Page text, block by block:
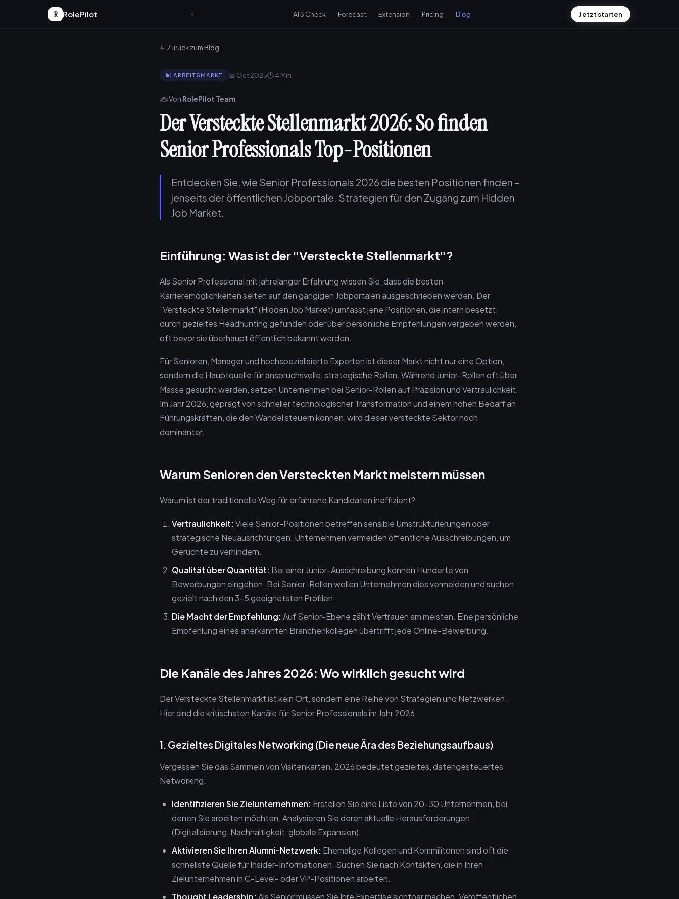
R RolePilot ATS Check Forecast Extension Pricing Blog Jetzt starten
← Zurück zum Blog
📊 ARBEITSMARKT 📅 Oct 2025🕐 4 Min.
✍️ Von RolePilot Team
Der Versteckte Stellenmarkt 2026: So finden
Senior Professionals Top-Positionen
Entdecken Sie, wie Senior Professionals 2026 die besten Positionen finden –
jenseits der öffentlichen Jobportale. Strategien für den Zugang zum Hidden
Job Market.
Einführung: Was ist der "Versteckte Stellenmarkt"?
Als Senior Professional mit jahrelanger Erfahrung wissen Sie, dass die besten
Karrieremöglichkeiten selten auf den gängigen Jobportalen ausgeschrieben werden. Der
"Versteckte Stellenmarkt" (Hidden Job Market) umfasst jene Positionen, die intern besetzt,
durch gezieltes Headhunting gefunden oder über persönliche Empfehlungen vergeben werden,
oft bevor sie überhaupt öffentlich bekannt werden.
Für Senioren, Manager und hochspezialisierte Experten ist dieser Markt nicht nur eine Option,
sondern die Hauptquelle für anspruchsvolle, strategische Rollen. Während Junior-Rollen oft über
Masse gesucht werden, setzen Unternehmen bei Senior-Rollen auf Präzision und Vertraulichkeit.
Im Jahr 2026, geprägt von schneller technologischer Transformation und einem hohen Bedarf an
Führungskräften, die den Wandel steuern können, wird dieser versteckte Sektor noch
dominanter.
Warum Senioren den Versteckten Markt meistern müssen
Warum ist der traditionelle Weg für erfahrene Kandidaten ineffizient?
Vertraulichkeit: Viele Senior-Positionen betreffen sensible Umstrukturierungen oder
strategische Neuausrichtungen. Unternehmen vermeiden öffentliche Ausschreibungen, um
Gerüchte zu verhindern.
Qualität über Quantität: Bei einer Junior-Ausschreibung können Hunderte von
Bewerbungen eingehen. Bei Senior-Rollen wollen Unternehmen dies vermeiden und suchen
gezielt nach den 3-5 geeignetsten Profilen.
Die Macht der Empfehlung: Auf Senior-Ebene zählt Vertrauen am meisten. Eine persönliche
Empfehlung eines anerkannten Branchenkollegen übertrifft jede Online-Bewerbung.
Die Kanäle des Jahres 2026: Wo wirklich gesucht wird
Der Versteckte Stellenmarkt ist kein Ort, sondern eine Reihe von Strategien und Netzwerken.
Hier sind die kritischsten Kanäle für Senior Professionals im Jahr 2026:
1. Gezieltes Digitales Networking (Die neue Ära des Beziehungsaufbaus)
Vergessen Sie das Sammeln von Visitenkarten. 2026 bedeutet gezieltes, datengesteuertes
Networking.
Identifizieren Sie Zielunternehmen: Erstellen Sie eine Liste von 20-30 Unternehmen, bei
denen Sie arbeiten möchten. Analysieren Sie deren aktuelle Herausforderungen
(Digitalisierung, Nachhaltigkeit, globale Expansion).
Aktivieren Sie Ihren Alumni-Netzwerk: Ehemalige Kollegen und Kommilitonen sind oft die
schnellste Quelle für Insider-Informationen. Suchen Sie nach Kontakten, die in Ihren
Zielunternehmen in C-Level- oder VP-Positionen arbeiten.
Thought Leadership: Als Senior müssen Sie Ihre Expertise sichtbar machen. Veröffentlichen